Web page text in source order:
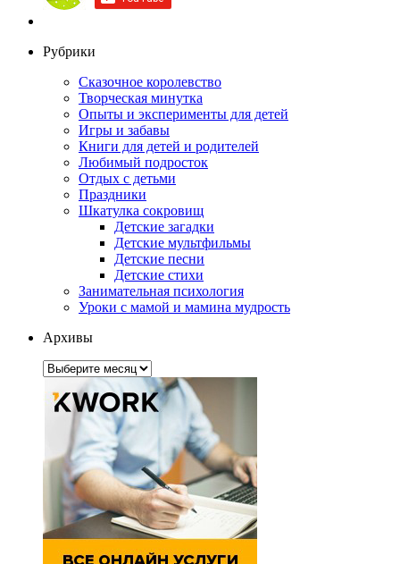
Рубрики
Сказочное королевство
Творческая минутка
Опыты и эксперименты для детей
Игры и забавы
Книги для детей и родителей
Любимый подросток
Отдых с детьми
Праздники
Шкатулка сокровищ
Детские загадки
Детские мультфильмы
Детские песни
Детские стихи
Занимательная психология
Уроки с мамой и мамина мудрость
Архивы
Архивы